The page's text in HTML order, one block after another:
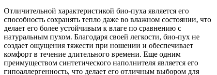
Отличительной характеристикой био-пуха является его
способность сохранять тепло даже во влажном состоянии, что
делает его более устойчивым к влаге по сравнению с
натуральным пухом. Благодаря своей легкости, био-пух не
создает ощущения тяжести при ношении и обеспечивает
комфорт в течение длительного времени. Еще одним
преимуществом синтетического наполнителя является его
гипоаллергенность, что делает его отличным выбором для